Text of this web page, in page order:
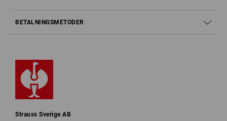
BETALNINGSMETODER
Strauss Sverige AB